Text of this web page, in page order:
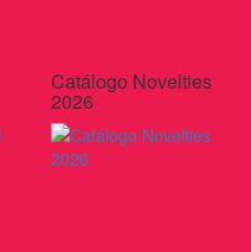
Catálogo Novelties
2026